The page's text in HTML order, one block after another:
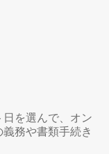
を選んで、オン
務や書類手続き